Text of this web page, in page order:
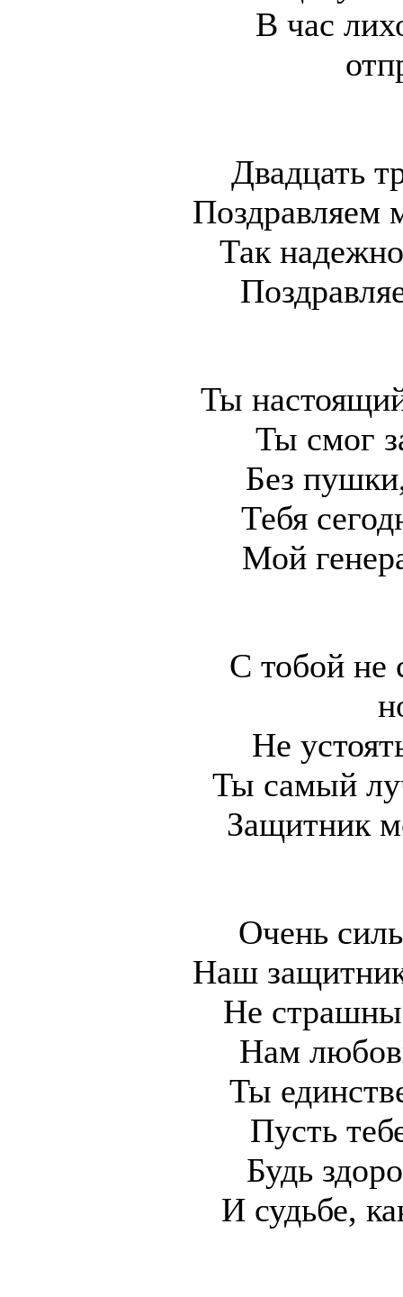
В час
Двадцать
Поздравляем
Так
Ты
Ты смог
Без
Тебя
Мой
С тобой не
Не
Ты самый
Защитник
Очень
Наш
Не страшны
Нам
Ты
Пусть
Будь
И судьбе,